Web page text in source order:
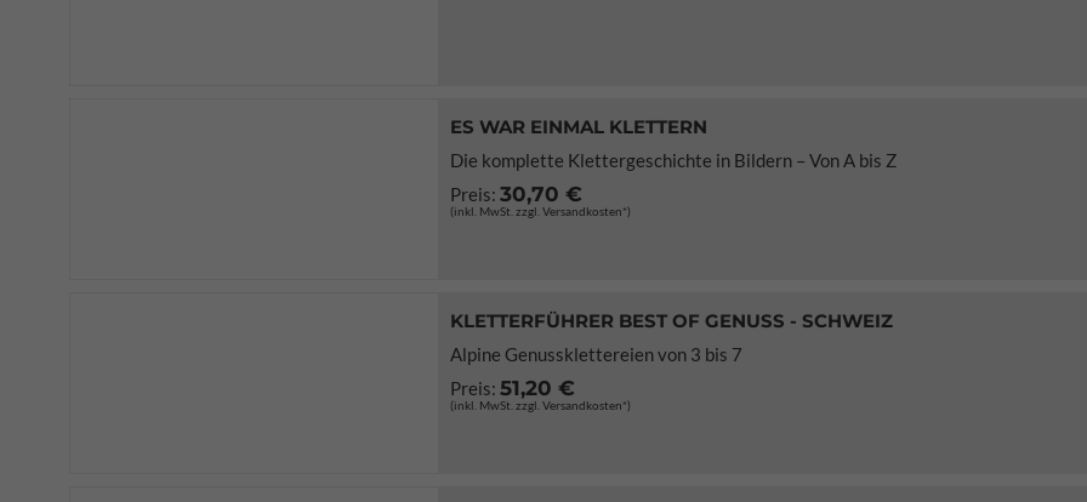
ES WAR EINMAL KLETTERN
Die komplette Klettergeschichte in Bildern – Von A bis Z
Preis: 30,70 €
(inkl. MwSt. zzgl. Versandkosten*)
KLETTERFÜHRER BEST OF GENUSS - SCHWEIZ
Alpine Genussklettereien von 3 bis 7
Preis: 51,20 €
(inkl. MwSt. zzgl. Versandkosten*)